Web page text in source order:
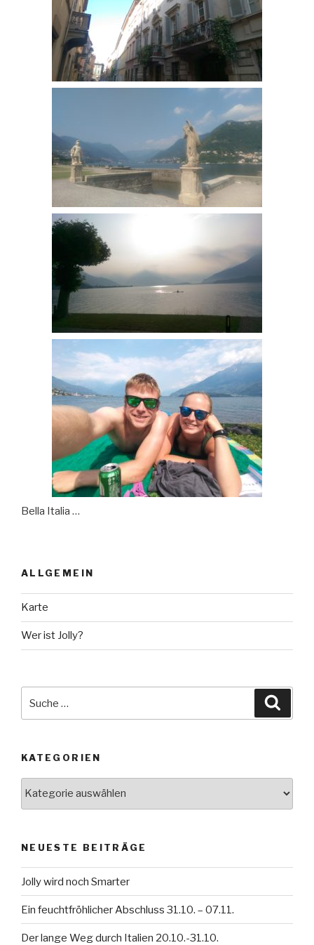
Bella Italia …
ALLGEMEIN
Karte
Wer ist Jolly?
nach:
KATEGORIEN
NEUESTE BEITRÄGE
Jolly wird noch Smarter
Ein feuchtfröhlicher Abschluss 31.10. – 07.11.
Der lange Weg durch Italien 20.10.-31.10.